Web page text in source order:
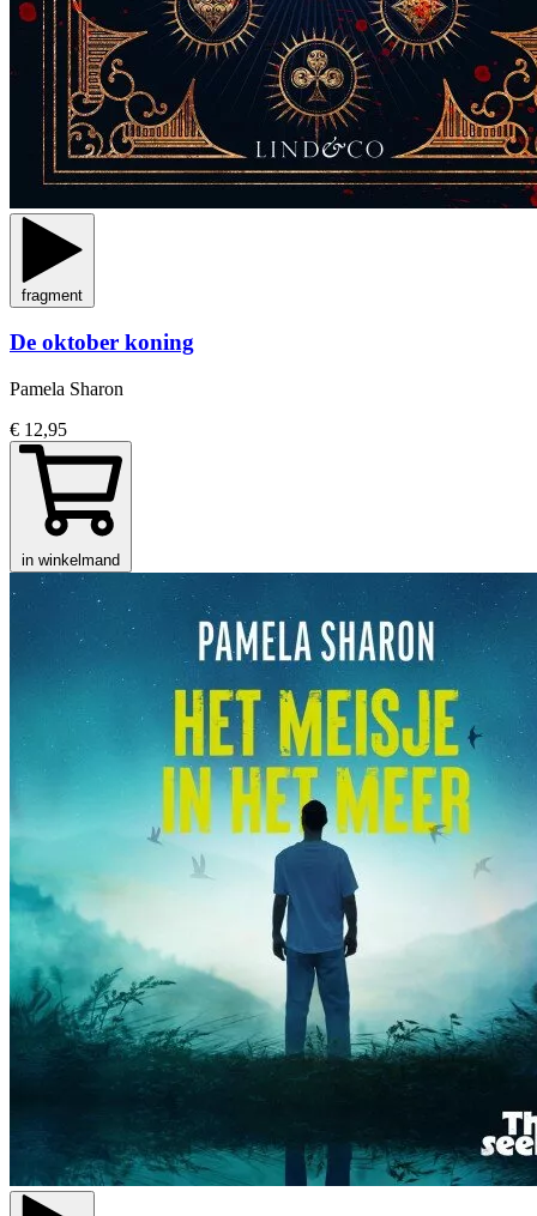
fragment
De oktober koning
Pamela Sharon
€ 12,95
in winkelmand